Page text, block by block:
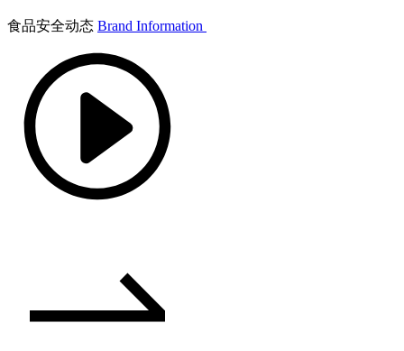
食品安全动态 Brand Information